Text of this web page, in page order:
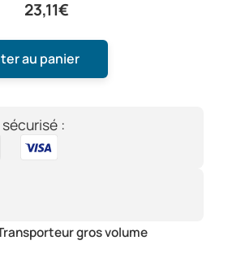
23,11€
au panier
:
gros volume